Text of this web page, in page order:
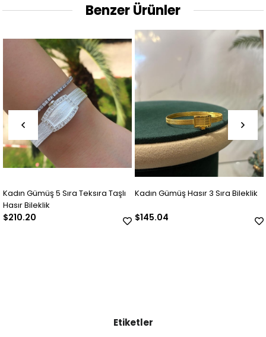
Benzer Ürünler
Kadın Gümüş 5 Sıra Teksıra Taşlı
Hasır Bileklik
$210.20
Kadın Gümüş Hasır 3 Sıra Bileklik
$145.04
Etiketler